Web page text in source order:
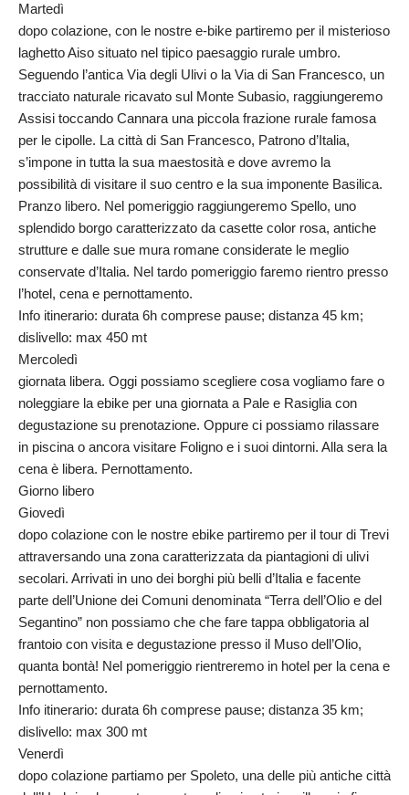
Martedì
dopo colazione, con le nostre e-bike partiremo per il misterioso
laghetto Aiso situato nel tipico paesaggio rurale umbro.
Seguendo l’antica Via degli Ulivi o la Via di San Francesco, un
tracciato naturale ricavato sul Monte Subasio, raggiungeremo
Assisi toccando Cannara una piccola frazione rurale famosa
per le cipolle. La città di San Francesco, Patrono d’Italia,
s’impone in tutta la sua maestosità e dove avremo la
possibilità di visitare il suo centro e la sua imponente Basilica.
Pranzo libero. Nel pomeriggio raggiungeremo Spello, uno
splendido borgo caratterizzato da casette color rosa, antiche
strutture e dalle sue mura romane considerate le meglio
conservate d’Italia. Nel tardo pomeriggio faremo rientro presso
l’hotel, cena e pernottamento.
Info itinerario: durata 6h comprese pause; distanza 45 km;
dislivello: max 450 mt
Mercoledì
giornata libera. Oggi possiamo scegliere cosa vogliamo fare o
noleggiare la ebike per una giornata a Pale e Rasiglia con
degustazione su prenotazione. Oppure ci possiamo rilassare
in piscina o ancora visitare Foligno e i suoi dintorni. Alla sera la
cena è libera. Pernottamento.
Giorno libero
Giovedì
dopo colazione con le nostre ebike partiremo per il tour di Trevi
attraversando una zona caratterizzata da piantagioni di ulivi
secolari. Arrivati in uno dei borghi più belli d’Italia e facente
parte dell’Unione dei Comuni denominata “Terra dell’Olio e del
Segantino” non possiamo che che fare tappa obbligatoria al
frantoio con visita e degustazione presso il Muso dell’Olio,
quanta bontà! Nel pomeriggio rientreremo in hotel per la cena e
pernottamento.
Info itinerario: durata 6h comprese pause; distanza 35 km;
dislivello: max 300 mt
Venerdì
dopo colazione partiamo per Spoleto, una delle più antiche città